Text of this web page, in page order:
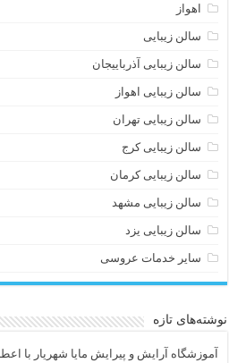
اهواز
سالن زیبایی
سالن زیبایی آذرباییجان
سالن زیبایی اهواز
سالن زیبایی تهران
سالن زیبایی کرج
سالن زیبایی کرمان
سالن زیبایی مشهد
سالن زیبایی یزد
سایر خدمات عروسی
نوشته‌های تازه
آموزشگاه آرایش و پیرایش مایا شهریار با